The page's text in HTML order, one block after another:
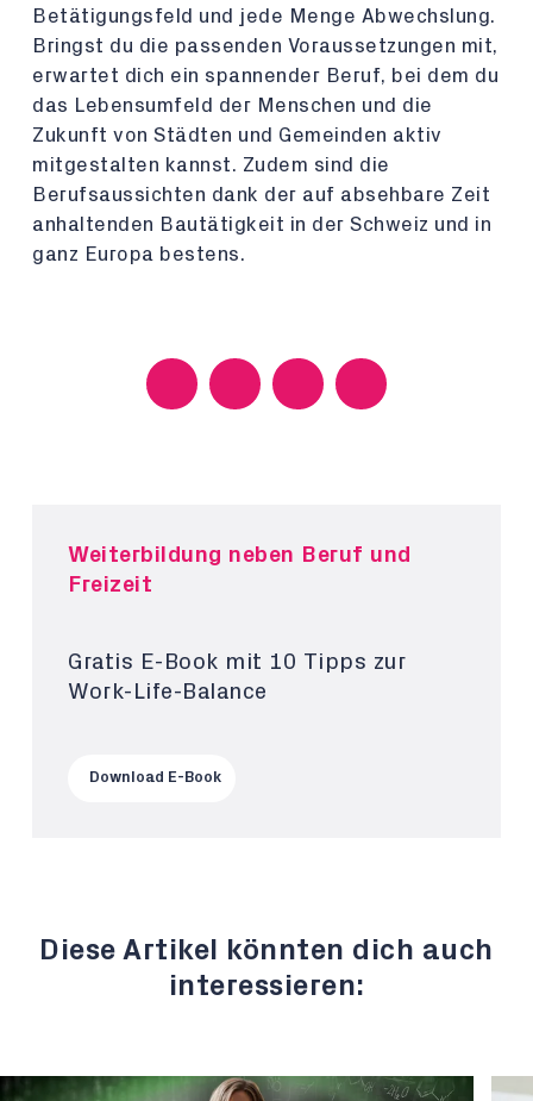
Betätigungsfeld und jede Menge Abwechslung.
Bringst du die passenden Voraussetzungen mit,
erwartet dich ein spannender Beruf, bei dem du
das Lebensumfeld der Menschen und die
Zukunft von Städten und Gemeinden aktiv
mitgestalten kannst. Zudem sind die
Berufsaussichten dank der auf absehbare Zeit
anhaltenden Bautätigkeit in der Schweiz und in
ganz Europa bestens.
Weiterbildung neben Beruf und
Freizeit
Gratis E-Book mit 10 Tipps zur
Work-Life-Balance
Download E-Book
Diese Artikel könnten dich auch
interessieren: